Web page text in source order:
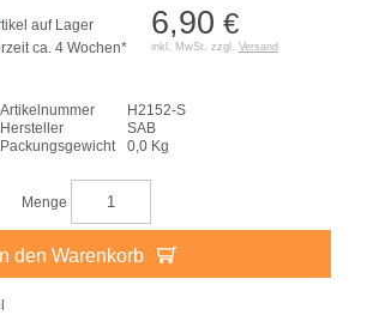
6,90 €
inkl. MwSt. zzgl. Versand
auf Lager
ca. 4 Wochen*
Artikelnummer
H2152-S
Hersteller
SAB
Packungsgewicht
0,0 Kg
Menge
In den Warenkorb